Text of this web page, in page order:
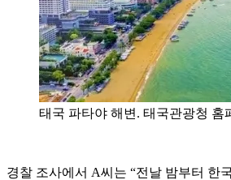
태국 파타야 해변. 태국관광청 홈
경찰 조사에서 A씨는 “전날 밤부터 한